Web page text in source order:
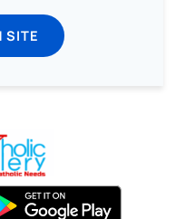
SITE